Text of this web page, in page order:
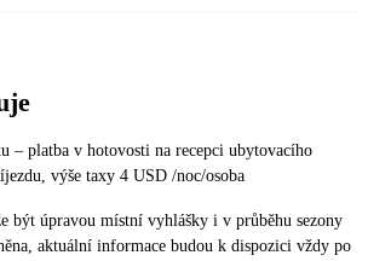
– platba v hotovosti na recepci ubytovacího
výše taxy 4 USD /noc/osoba
být úpravou místní vyhlášky i v průběhu sezony
aktuální informace budou k dispozici vždy po